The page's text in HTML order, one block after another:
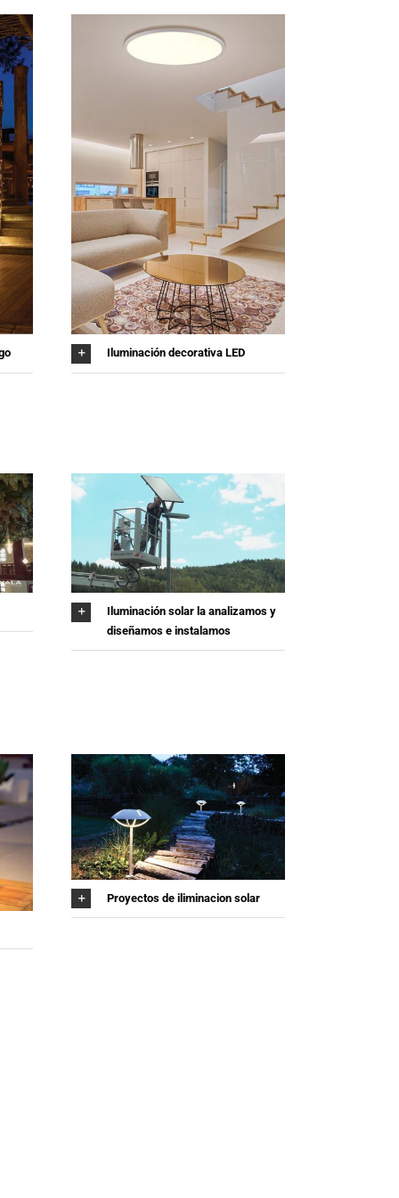
Iluminación decorativa LED
Iluminación solar la analizamos y
diseñamos e instalamos
Proyectos de iliminacion solar